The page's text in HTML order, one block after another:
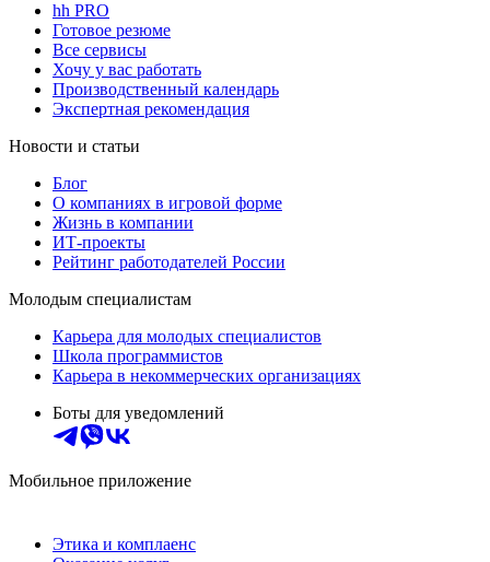
hh PRO
Готовое резюме
Все сервисы
Хочу у вас работать
Производственный календарь
Экспертная рекомендация
Новости и статьи
Блог
О компаниях в игровой форме
Жизнь в компании
ИТ-проекты
Рейтинг работодателей России
Молодым специалистам
Карьера для молодых специалистов
Школа программистов
Карьера в некоммерческих организациях
Боты для уведомлений
Мобильное приложение
Этика и комплаенс